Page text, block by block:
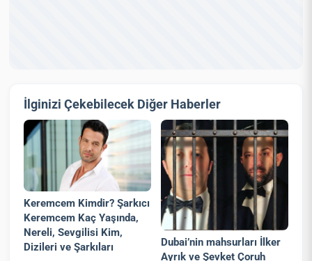
İlginizi Çekebilecek Diğer Haberler
Keremcem Kimdir? Şarkıcı
Keremcem Kaç Yaşında,
Nereli, Sevgilisi Kim,
Dizileri ve Şarkıları
Dubai’nin mahsurları İlker
Ayrık ve Şevket Çoruh